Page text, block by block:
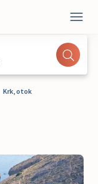
Krk, otok